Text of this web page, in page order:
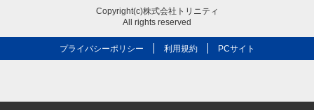
Copyright(c)株式会社トリニティ
All rights reserved
プライバシーポリシー 利用規約 PCサイト